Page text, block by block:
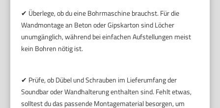
✔ Überlege, ob du eine Bohrmaschine brauchst. Für die
Wandmontage an Beton oder Gipskarton sind Löcher
unumgänglich, während bei einfachen Aufstellungen meist
kein Bohren nötig ist.
✔ Prüfe, ob Dübel und Schrauben im Lieferumfang der
Soundbar oder Wandhalterung enthalten sind. Fehlt etwas,
solltest du das passende Montagematerial besorgen, um